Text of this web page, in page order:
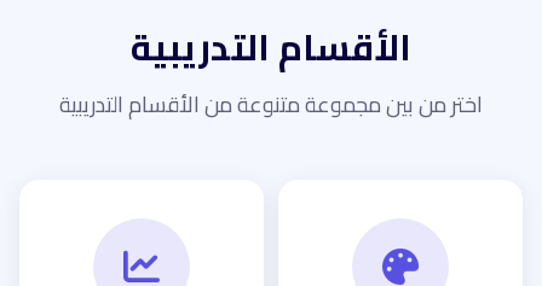
الأقسام التدريبية
اختر من بين مجموعة متنوعة من الأقسام التدريبية